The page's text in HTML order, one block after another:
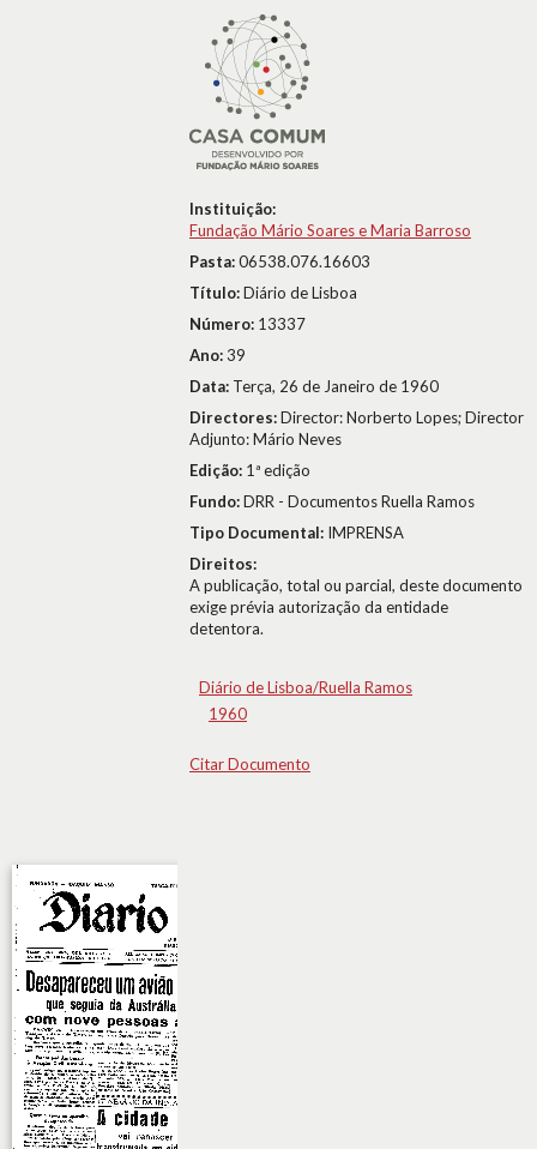
Instituição:
Fundação Mário Soares e Maria Barroso
Pasta:06538.076.16603
Título:Diário de Lisboa
Número: 13337
Ano:39
Data: Terça, 26 de Janeiro de 1960
Directores:Director: Norberto Lopes; Director
Adjunto: Mário Neves
Edição: 1ª edição
Fundo:DRR - Documentos Ruella Ramos
Tipo Documental: IMPRENSA
Direitos:
A publicação, total ou parcial, deste documento
exige prévia autorização da entidade
detentora.
Diário de Lisboa/Ruella Ramos
1960
Citar Documento